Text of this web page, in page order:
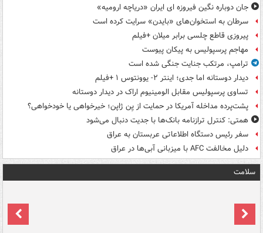
جان دوباره نگین فیروزه ای ایران «دریاچه ارومیه»
سرطان به استخوان‌های «بایدن» سرایت کرده است
پیروزی قاطع چلسی برابر میلان +فیلم
مهاجم پرسپولیس به پیکان پیوست
ترامپ، مرتکب جنایت جنگی شده است
دیدار دوستانه اما جدی؛ اینتر ۲- یوونتوس ۱ +فیلم
تساوی پرسپولیس مقابل الومینیوم اراک در دیدار دوستانه
پشت‌پرده مداخله آمریکا در حمایت از یِن ژاپن؛ خیرخواهی یا خودخواهی؟
همتی: کنترل ترازنامه بانک‌ها با جدیت دنبال می‌شود
سفر رئیس دستگاه اطلاعاتی عربستان به عراق
دلیل مخالفت AFC با میزبانی آبی‌ها در عراق
سلامت